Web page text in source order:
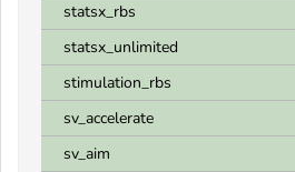
statsx_rbs
statsx_unlimited
stimulation_rbs
sv_accelerate
sv_aim